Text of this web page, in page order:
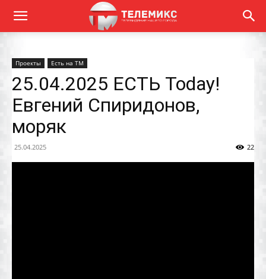
Проекты Есть на ТМ
25.04.2025 ЕСТЬ Today!
Евгений Спиридонов,
моряк
25.04.2025 22